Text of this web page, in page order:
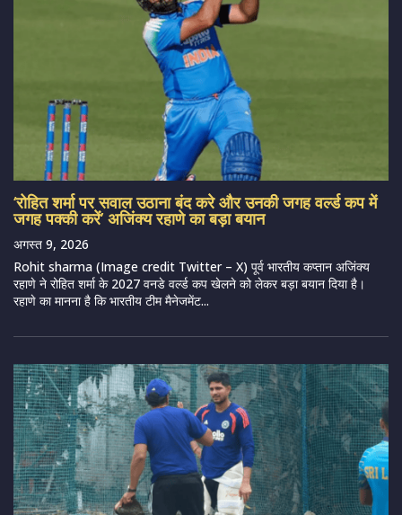
‘रोहित शर्मा पर सवाल उठाना बंद करे और उनकी जगह वर्ल्ड कप में
जगह पक्की करें’ अजिंक्य रहाणे का बड़ा बयान
अगस्त 9, 2026
Rohit sharma (Image credit Twitter – X) पूर्व भारतीय कप्तान अजिंक्य
रहाणे ने रोहित शर्मा के 2027 वनडे वर्ल्ड कप खेलने को लेकर बड़ा बयान दिया है।
रहाणे का मानना है कि भारतीय टीम मैनेजमेंट...